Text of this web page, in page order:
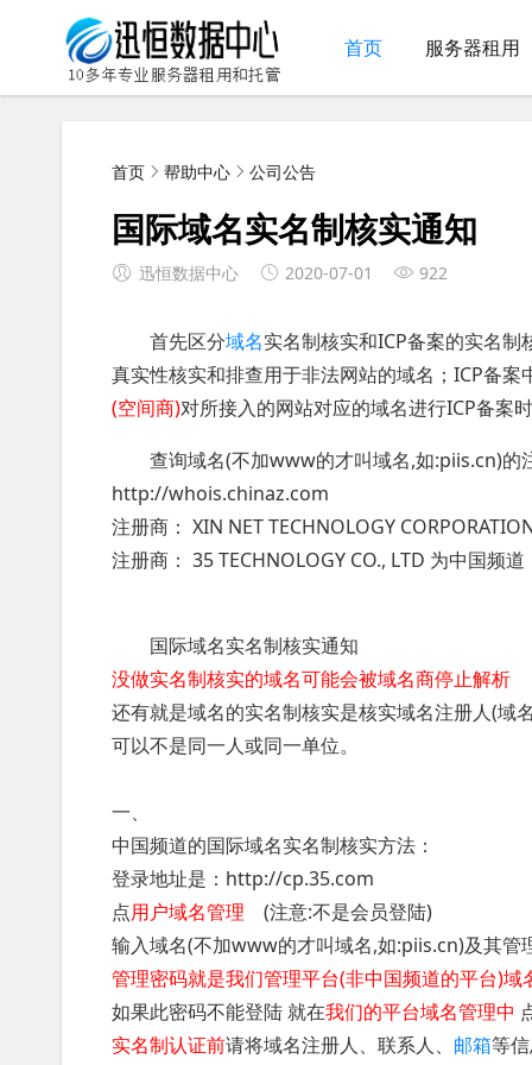
首页 服务器租用
首页 帮助中心 公司公告
国际域名实名制核实通知
迅恒数据中心 2020-07-01 922
首先区分域名实名制核实和ICP备案的实名
真实性核实和排查用于非法网站的域名；ICP备
(空间商)对所接入的网站对应的域名进行ICP备案
查询域名(不加www的才叫域名,如:piis.cn)的
http://whois.chinaz.com
注册商： XIN NET TECHNOLOGY
注册商： 35 TECHNOLOGY CO., LTD 为中国频道
国际域名实名制核实通知
没做实名制核实的域名可能会被域名商停止解析
还有就是域名的实名制核实是核实域名注册人(域
可以不是同一人或同一单位。
一、
中国频道的国际域名实名制核实方法：
登录地址是：http://cp.35.com
点用户域名管理 (注意:不是会员登陆)
输入域名(不加www的才叫域名,如:piis.cn)及其管
管理密码就是我们管理平台(非中国频道的平台)
如果此密码不能登陆 就在我们的平台域名管理中
实名制认证前请将域名注册人、联系人、 邮箱等